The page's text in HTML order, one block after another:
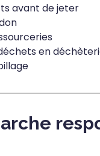
avant de jeter
en